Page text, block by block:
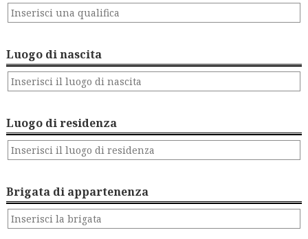
Luogo di nascita
Luogo di residenza
Brigata di appartenenza